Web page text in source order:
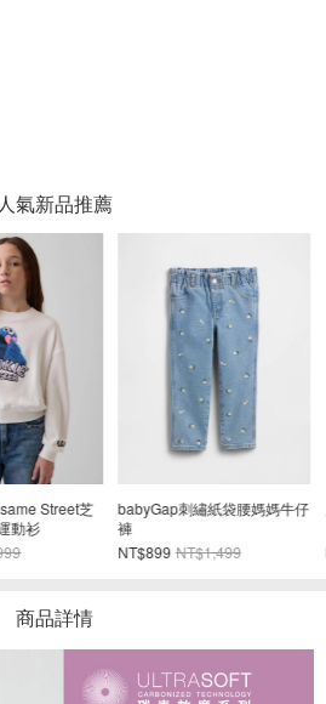
人氣新品推薦
babyGap刺繡紙袋腰媽媽牛仔
褲
NT$899
NT$1,499
兒童休閒防風外
NT$898
商品詳情